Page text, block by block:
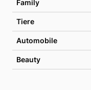
Family
Tiere
Automobile
Beauty